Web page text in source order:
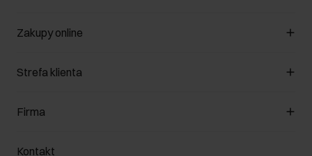
Zakupy online
Zarządzaj cookies
Formy płatności
Jak dokonać zwrotu?
Strefa klienta
Klub Klienta
Firma
O nas
Kontakt